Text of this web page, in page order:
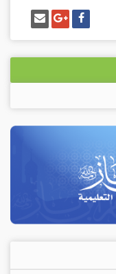
شارك
على
فيسبوك
شارك
على
غوغل
بلس
إرسل
إيميل